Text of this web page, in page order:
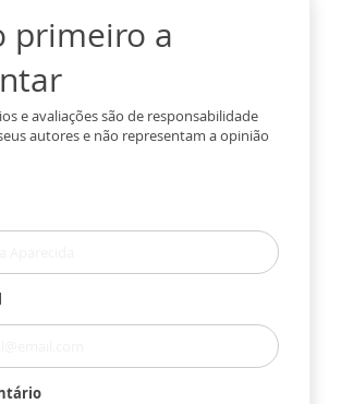
primeiro a
e avaliações são de responsabilidade
autores e não representam a opinião